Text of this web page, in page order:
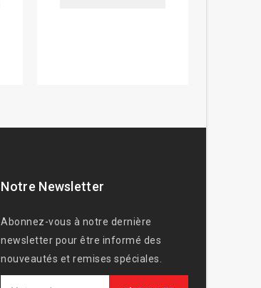
Notre Newsletter
Abonnez-vous à notre dernière
newsletter pour être informé des
nouveautés et remises spéciales.